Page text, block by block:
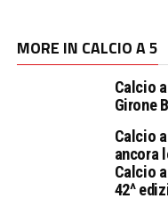
MORE IN CALCIO A 5
Calcio
Girone
Calcio
ancora
Calcio
42^